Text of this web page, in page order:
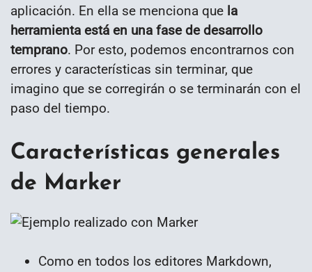
aplicación. En ella se menciona que la
herramienta está en una fase de desarrollo
temprano. Por esto, podemos encontrarnos con
errores y características sin terminar, que
imagino que se corregirán o se terminarán con el
paso del tiempo.
Características generales
de Marker
Como en todos los editores Markdown,